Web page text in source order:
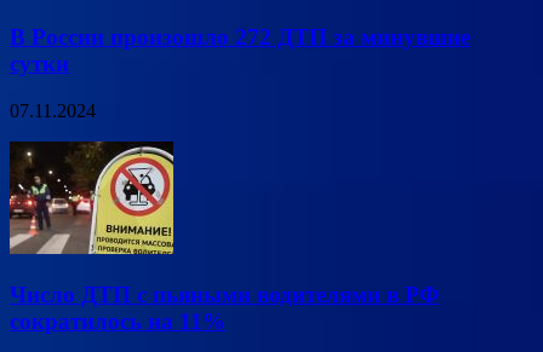
В России произошло 272 ДТП за минувшие
сутки
07.11.2024
Число ДТП с пьяными водителями в РФ
сократилось на 11%